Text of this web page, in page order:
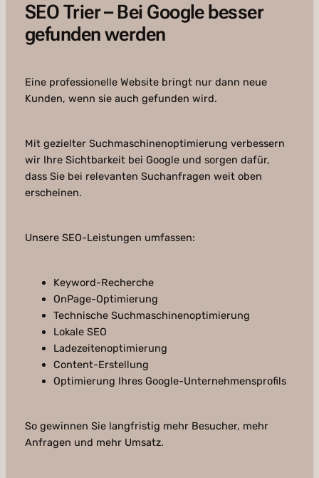
SEO Trier – Bei Google besser
gefunden werden
Eine professionelle Website bringt nur dann neue
Kunden, wenn sie auch gefunden wird.
Mit gezielter Suchmaschinenoptimierung verbessern
wir Ihre Sichtbarkeit bei Google und sorgen dafür,
dass Sie bei relevanten Suchanfragen weit oben
erscheinen.
Unsere SEO-Leistungen umfassen:
Keyword-Recherche
OnPage-Optimierung
Technische Suchmaschinenoptimierung
Lokale SEO
Ladezeitenoptimierung
Content-Erstellung
Optimierung Ihres Google-Unternehmensprofils
So gewinnen Sie langfristig mehr Besucher, mehr
Anfragen und mehr Umsatz.